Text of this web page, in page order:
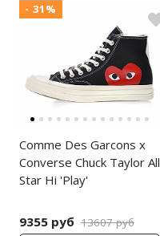
- 31%
Comme Des Garcons x
Converse Chuck Taylor All
Star Hi 'Play'
9355 руб 13607 руб